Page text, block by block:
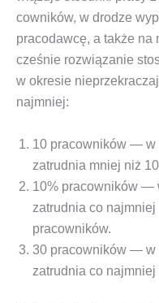
cow­ni­ków, w dro­dze
pra­co­daw­cę, a tak­że
cze­śnie roz­wią­za­nie
w okre­sie
najmniej:
10 pra­cow­ni­ków — w
zatrud­nia mniej niż
10% pra­cow­ni­ków —
zatrud­nia co
pracowników.
30 pra­cow­ni­ków — w
zatrud­nia co